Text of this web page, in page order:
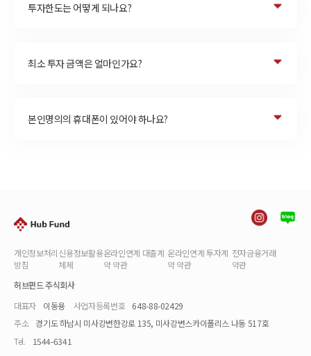
투자한도는 어떻게 되나요?
최소 투자 금액은 얼마인가요?
본인명의의 휴대폰이 있어야 하나요?
개인정보처리
방침
신용정보활용
체제
온라인연계 대출계
약 약관
온라인연계 투자계
약 약관
전자금융거래
약관
허브펀드 주식회사
대표자
이동용 사업자등록번호
648-88-02429
주소
경기도 하남시 미사강변한강로 135, 미사강변스카이폴리스 나동 517호
Tel.
1544-6341